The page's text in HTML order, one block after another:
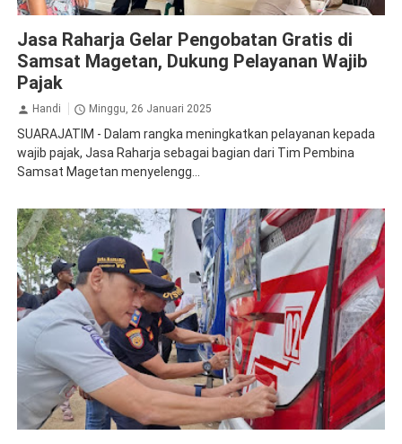
Jasa Raharja Gelar Pengobatan Gratis di
Samsat Magetan, Dukung Pelayanan Wajib
Pajak
Handi Minggu, 26 Januari 2025
SUARAJATIM - Dalam rangka meningkatkan pelayanan kepada
wajib pajak, Jasa Raharja sebagai bagian dari Tim Pembina
Samsat Magetan menyelengg...